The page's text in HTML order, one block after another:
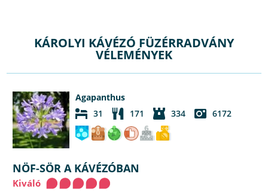
KÁROLYI KÁVÉZÓ FÜZÉRRADVÁNY
VÉLEMÉNYEK
Agapanthus
31
171 334 6172
NÖF-SÖR A KÁVÉZÓBAN
Kiváló